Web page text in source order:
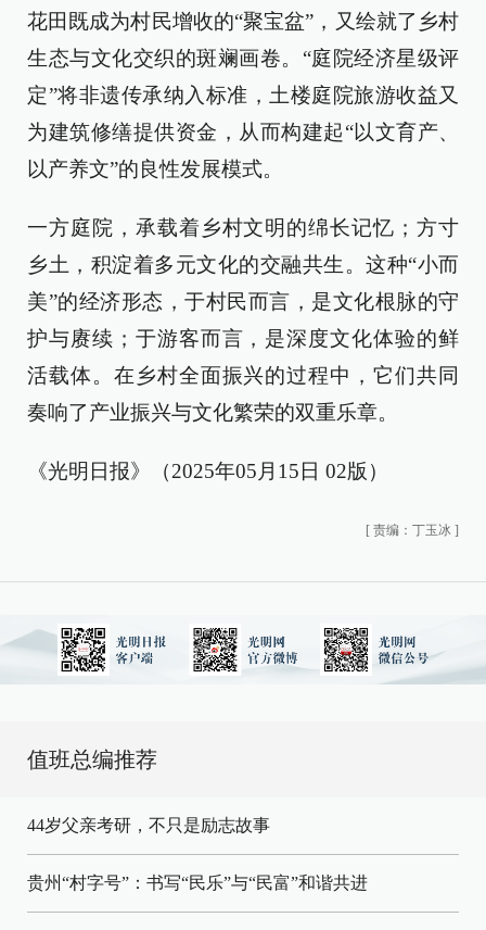
花田既成为村民增收的“聚宝盆”，又绘就了乡村
生态与文化交织的斑斓画卷。“庭院经济星级评
定”将非遗传承纳入标准，土楼庭院旅游收益又
为建筑修缮提供资金，从而构建起“以文育产、
以产养文”的良性发展模式。
一方庭院，承载着乡村文明的绵长记忆；方寸
乡土，积淀着多元文化的交融共生。这种“小而
美”的经济形态，于村民而言，是文化根脉的守
护与赓续；于游客而言，是深度文化体验的鲜
活载体。在乡村全面振兴的过程中，它们共同
奏响了产业振兴与文化繁荣的双重乐章。
《光明日报》（2025年05月15日 02版）
[ 责编：丁玉冰 ]
值班总编推荐
44岁父亲考研，不只是励志故事
贵州“村字号”：书写“民乐”与“民富”和谐共进